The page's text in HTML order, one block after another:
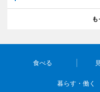
も
食べる
暮らす・働く